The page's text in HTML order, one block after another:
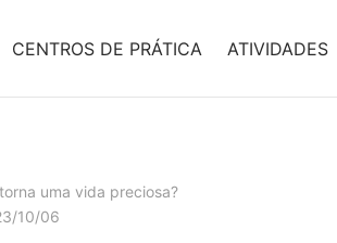
CENTROS DE PRÁTICA ATIVIDADES
uma vida preciosa?
10/06